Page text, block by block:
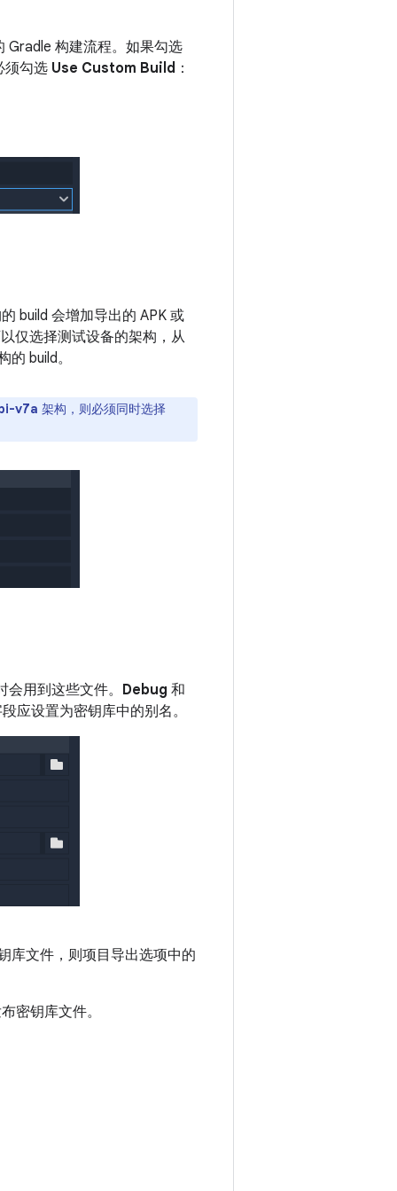
构建流程。如果勾选
须勾选 Use Custom Build ：
build 会增加导出的 APK 或
仅选择测试设备的架构，从
build。
v7a 架构，则必须同时选择
用到这些文件。 Debug 和
应设置为密钥库中的别名。
库文件，则项目导出选项中的
密钥库文件。